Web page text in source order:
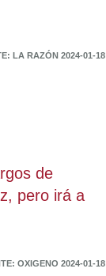
LA RAZÓN 2024-01-18
de
pero irá a
OXIGENO 2024-01-18